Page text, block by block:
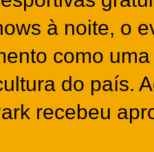
à noite, o
como
do país.
recebeu